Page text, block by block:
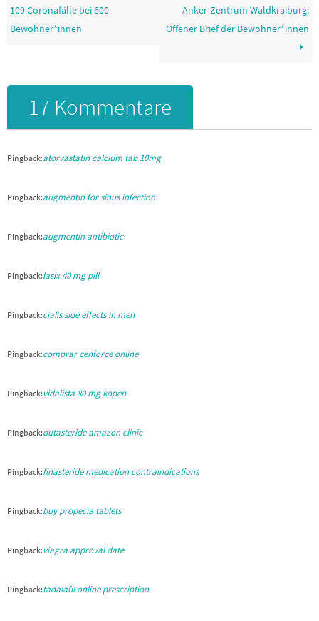
109 Coronafälle bei 600
Bewohner*innen
Anker-Zentrum Waldkraiburg:
Offener Brief der Bewohner*innen
17 Kommentare
Pingback:atorvastatin calcium tab 10mg
Pingback:augmentin for sinus infection
Pingback:augmentin antibiotic
Pingback:lasix 40 mg pill
Pingback:cialis side effects in men
Pingback:comprar cenforce online
Pingback:vidalista 80 mg kopen
Pingback:dutasteride amazon clinic
Pingback:finasteride medication contraindications
Pingback:buy propecia tablets
Pingback:viagra approval date
Pingback:tadalafil online prescription